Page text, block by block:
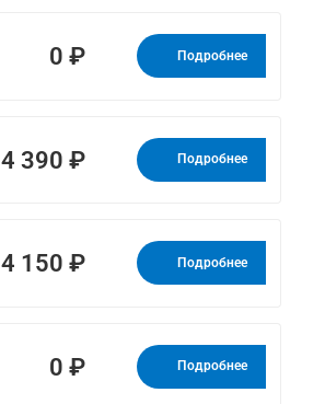
0 ₽ Подробнее
4 390 ₽ Подробнее
4 150 ₽ Подробнее
0 ₽ Подробнее